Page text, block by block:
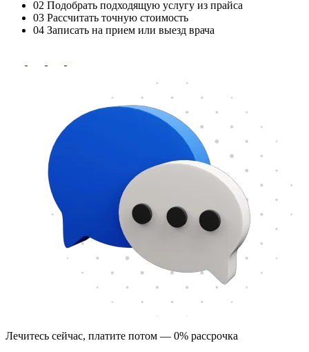
02 Подобрать подходящую услугу из прайса
03 Рассчитать точную стоимость
04 Записать на прием или выезд врача
Лечитесь сейчас, платите потом — 0% рассрочка